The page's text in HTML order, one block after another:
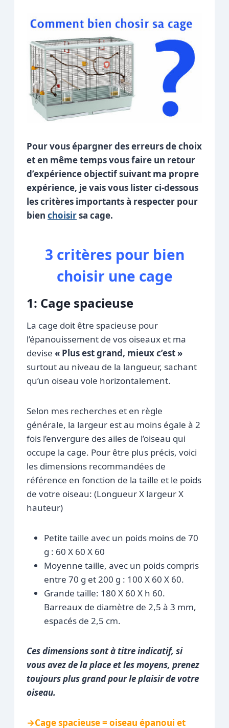
Pour vous épargner des erreurs de choix
et en même temps vous faire un retour
d’expérience objectif suivant ma propre
expérience, je vais vous lister ci-dessous
les critères importants à respecter pour
bien choisirsa cage.
3 critères pour bien
choisir une cage
1: Cage spacieuse
La cage doit être spacieuse pour
l’épanouissement de vos oiseaux et ma
devise « Plus est grand, mieux c’est »
surtout au niveau de la langueur, sachant
qu’un oiseau vole horizontalement.
Selon mes recherches et en règle
générale, la largeur est au moins égale à 2
fois l’envergure des ailes de l’oiseau qui
occupe la cage. Pour être plus précis, voici
les dimensions recommandées de
référence en fonction de la taille et le poids
de votre oiseau: (Longueur X largeur X
hauteur)
Petite taille avec un poids moins de 70
g : 60 X 60 X 60
Moyenne taille, avec un poids compris
entre 70 g et 200 g : 100 X 60 X 60.
Grande taille: 180 X 60 X h 60.
Barreaux de diamètre de 2,5 à 3 mm,
espacés de 2,5 cm.
Ces dimensions sont à titre indicatif, si
vous avez de la place et les moyens, prenez
toujours plus grand pour le plaisir de votre
oiseau.
→Cage spacieuse = oiseau épanoui et